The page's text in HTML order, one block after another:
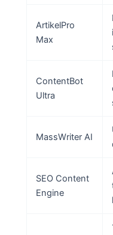
ArtikelPro
Max
ContentBot
Ultra
MassWriter AI
SEO Content
Engine